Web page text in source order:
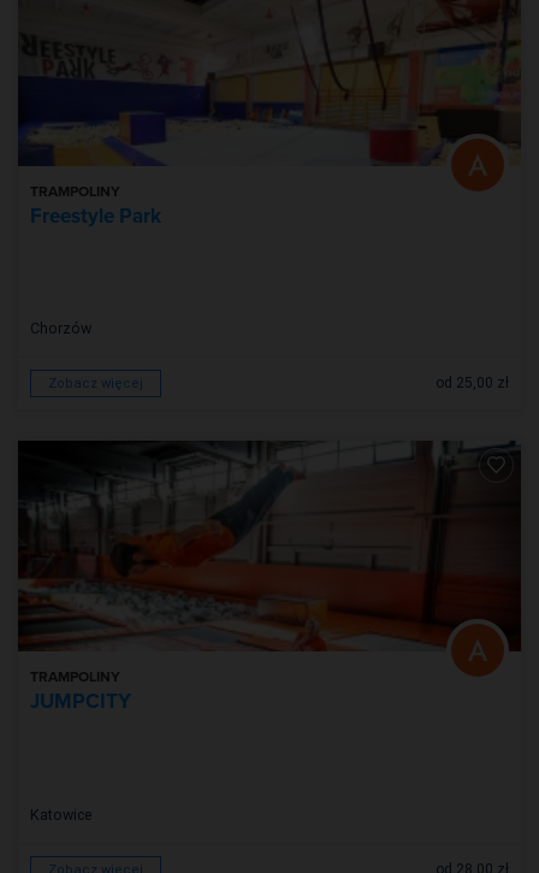
TRAMPOLINY
Freestyle Park
Chorzów
Zobacz więcej od 25,00 zł
TRAMPOLINY
JUMPCITY
Katowice
Zobacz więcej od 28,00 zł